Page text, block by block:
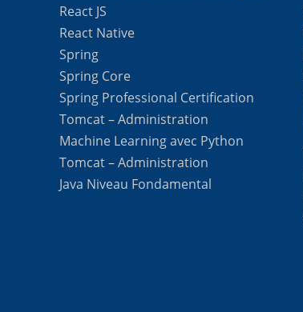
React JS
React Native
Spring
Spring Core
Spring Professional Certification
Tomcat – Administration
Machine Learning avec Python
Tomcat – Administration
Java Niveau Fondamental